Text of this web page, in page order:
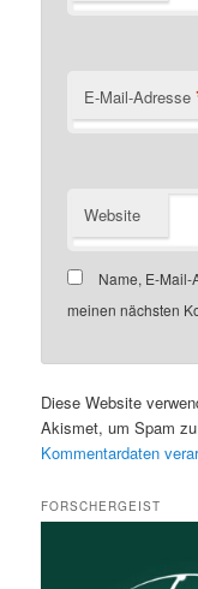
E-Mail-Adresse
Website
Name, E-Mail-
meinen nächsten
Diese Website
Akismet, um Spam
Kommentardaten
FORSCHERGEIST